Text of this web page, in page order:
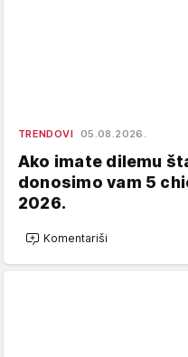
TRENDOVI 05.08.2026.
Ako imate dilemu
donosimo vam 5
2026.
Komentariši